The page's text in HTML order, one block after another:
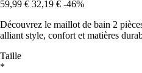
59,99 € 32,19 € -46%
Découvrez le maillot de bain 2
alliant style, confort et matières
Taille
*